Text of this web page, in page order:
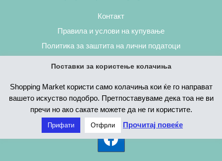
Контакт
Правила и услови на купување
Политика за заштита на лични податоци
Поставки за користење колачиња
Shopping Market користи само колачиња кои ќе го направат
вашето искуство подобро. Претпоставуваме дека тоа не ви
пречи но ако сакате можете да не ги користите.
Прифати Отфрли Прочитај повеќе